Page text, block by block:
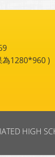
為1280*960 )
HIGH